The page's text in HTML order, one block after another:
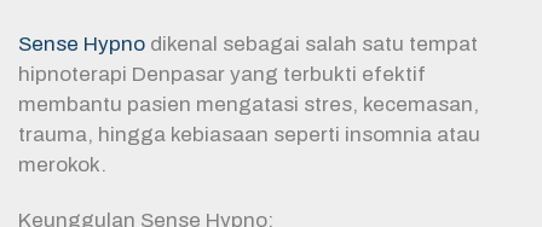
Sense Hypno dikenal sebagai salah satu tempat
hipnoterapi Denpasar yang terbukti efektif
membantu pasien mengatasi stres, kecemasan,
trauma, hingga kebiasaan seperti insomnia atau
merokok.
Keunggulan Sense Hypno: